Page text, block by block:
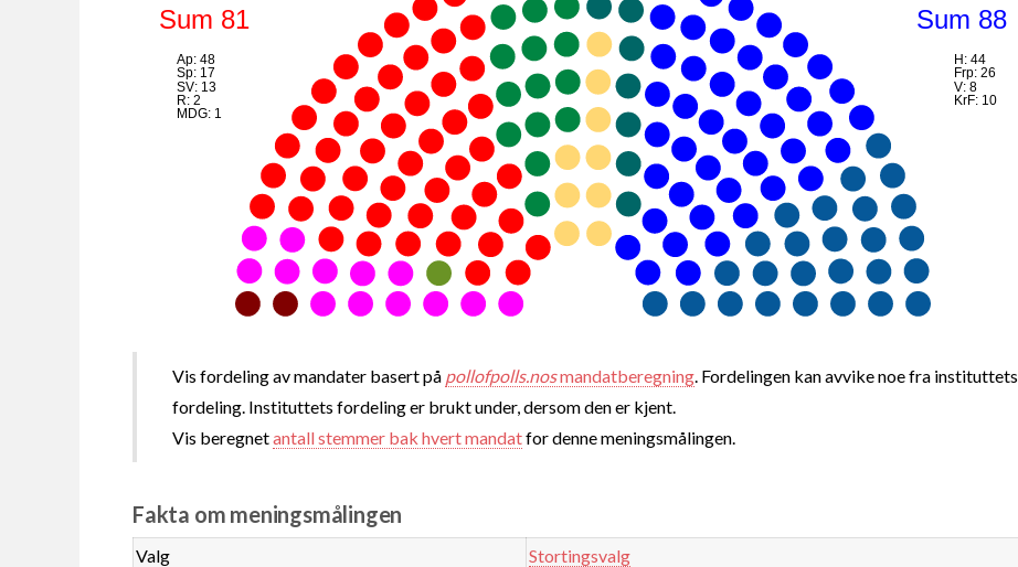
Sum 81
Ap: 48
Sp: 17
SV: 13
R: 2
MDG: 1
Sum 88
H: 44
Frp: 26
V: 8
KrF: 10
Vis fordeling av mandater basert på pollofpolls.nosmandatberegning . Fordelingen kan avvike noe fra instituttets
fordeling. Instituttets fordeling er brukt under, dersom den er kjent.
Vis beregnetantall stemmer bak hvert mandatfor denne meningsmålingen.
Fakta om meningsmålingen
Valg
Stortingsvalg